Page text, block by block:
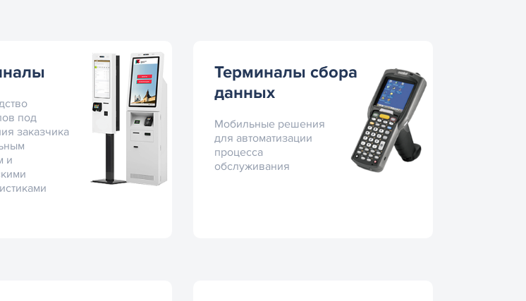
под
заказчика
и
Терминалы сбора
данных
Мобильные решения
для автоматизации
процесса
обслуживания